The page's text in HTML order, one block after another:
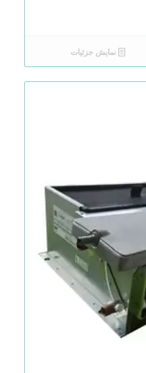
نمایش جزئیات